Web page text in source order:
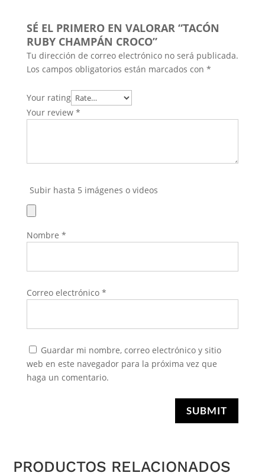
SÉ EL PRIMERO EN VALORAR “TACÓN
RUBY CHAMPÁN CROCO”
Tu dirección de correo electrónico no será publicada.
Los campos obligatorios están marcados con *
Your rating
Your review *
Subir hasta 5 imágenes o videos
Nombre *
Correo electrónico *
Guardar mi nombre, correo electrónico y sitio
web en este navegador para la próxima vez que
haga un comentario.
SUBMIT
PRODUCTOS RELACIONADOS